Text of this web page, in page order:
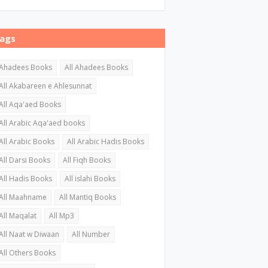
Books
All Ahadees Books
Akabareen e Ahlesunnat
Aqa'aed Books
Arabic Aqa'aed books
Arabic Books
All Arabic Hadis Books
Darsi Books
All Fiqh Books
Hadis Books
All islahi Books
Maahname
All Mantiq Books
Maqalat
All Mp3
Naat w Diwaan
All Number
Others Books